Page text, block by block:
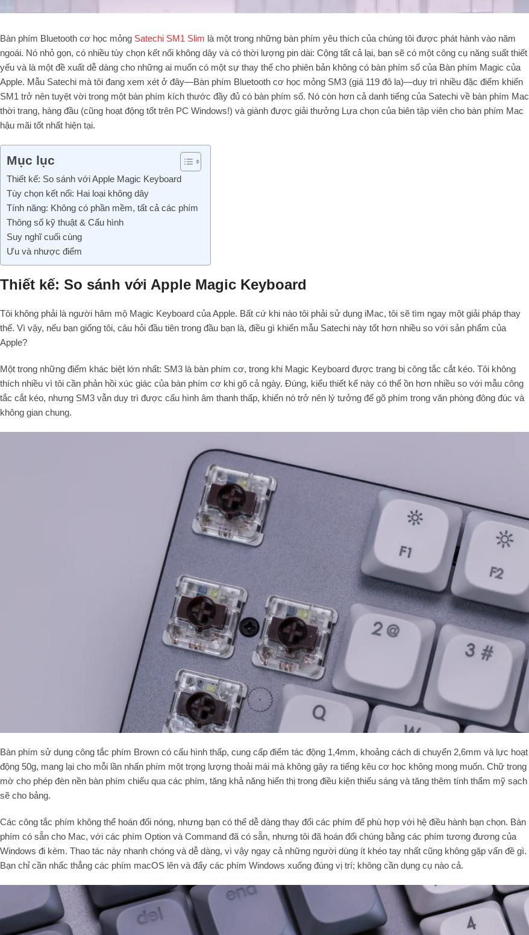
Bàn phím Bluetooth cơ học mỏng Satechi SM1 Slim là một trong những bàn phím yêu thích của chúng tôi được phát hành vào năm
ngoái. Nó nhỏ gọn, có nhiều tùy chọn kết nối không dây và có thời lượng pin dài: Cộng tất cả lại, bạn sẽ có một công cụ năng suất thiết
yếu và là một đề xuất dễ dàng cho những ai muốn có một sự thay thế cho phiên bản không có bàn phím số của Bàn phím Magic của
Apple. Mẫu Satechi mà tôi đang xem xét ở đây—Bàn phím Bluetooth cơ học mỏng SM3 (giá 119 đô la)—duy trì nhiều đặc điểm khiến
SM1 trở nên tuyệt vời trong một bàn phím kích thước đầy đủ có bàn phím số. Nó còn hơn cả danh tiếng của Satechi về bàn phím Mac
thời trang, hàng đầu (cũng hoạt động tốt trên PC Windows!) và giành được giải thưởng Lựa chọn của biên tập viên cho bàn phím Mac
hậu mãi tốt nhất hiện tại.
Mục lục
Thiết kế: So sánh với Apple Magic Keyboard
Tùy chọn kết nối: Hai loại không dây
Tính năng: Không có phần mềm, tất cả các phím
Thông số kỹ thuật & Cấu hình
Suy nghĩ cuối cùng
Ưu và nhược điểm
Thiết kế: So sánh với Apple Magic Keyboard
Tôi không phải là người hâm mộ Magic Keyboard của Apple. Bất cứ khi nào tôi phải sử dụng iMac, tôi sẽ tìm ngay một giải pháp thay
thế. Vì vậy, nếu bạn giống tôi, câu hỏi đầu tiên trong đầu bạn là, điều gì khiến mẫu Satechi này tốt hơn nhiều so với sản phẩm của
Apple?
Một trong những điểm khác biệt lớn nhất: SM3 là bàn phím cơ, trong khi Magic Keyboard được trang bị công tắc cắt kéo. Tôi không
thích nhiều vì tôi cần phản hồi xúc giác của bàn phím cơ khi gõ cả ngày. Đúng, kiểu thiết kế này có thể ồn hơn nhiều so với mẫu công
tắc cắt kéo, nhưng SM3 vẫn duy trì được cấu hình âm thanh thấp, khiến nó trở nên lý tưởng để gõ phím trong văn phòng đông đúc và
không gian chung.
Bàn phím sử dụng công tắc phím Brown có cấu hình thấp, cung cấp điểm tác động 1,4mm, khoảng cách di chuyển 2,6mm và lực hoạt
động 50g, mang lại cho mỗi lần nhấn phím một trọng lượng thoải mái mà không gây ra tiếng kêu cơ học không mong muốn. Chữ trong
mờ cho phép đèn nền bàn phím chiếu qua các phím, tăng khả năng hiển thị trong điều kiện thiếu sáng và tăng thêm tính thẩm mỹ sạch
sẽ cho bảng.
Các công tắc phím không thể hoán đổi nóng, nhưng bạn có thể dễ dàng thay đổi các phím để phù hợp với hệ điều hành bạn chọn. Bàn
phím có sẵn cho Mac, với các phím Option và Command đã có sẵn, nhưng tôi đã hoán đổi chúng bằng các phím tương đương của
Windows đi kèm. Thao tác này nhanh chóng và dễ dàng, vì vậy ngay cả những người dùng ít khéo tay nhất cũng không gặp vấn đề gì.
Bạn chỉ cần nhấc thẳng các phím macOS lên và đẩy các phím Windows xuống đúng vị trí; không cần dụng cụ nào cả.